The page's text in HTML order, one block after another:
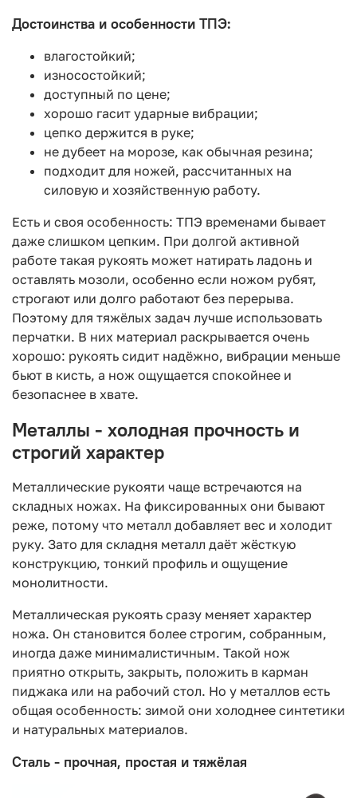
Достоинства и особенности ТПЭ:
влагостойкий;
износостойкий;
доступный по цене;
хорошо гасит ударные вибрации;
цепко держится в руке;
не дубеет на морозе, как обычная резина;
подходит для ножей, рассчитанных на
силовую и хозяйственную работу.
Есть и своя особенность: ТПЭ временами бывает
даже слишком цепким. При долгой активной
работе такая рукоять может натирать ладонь и
оставлять мозоли, особенно если ножом рубят,
строгают или долго работают без перерыва.
Поэтому для тяжёлых задач лучше использовать
перчатки. В них материал раскрывается очень
хорошо: рукоять сидит надёжно, вибрации меньше
бьют в кисть, а нож ощущается спокойнее и
безопаснее в хвате.
Металлы - холодная прочность и
строгий характер
Металлические рукояти чаще встречаются на
складных ножах. На фиксированных они бывают
реже, потому что металл добавляет вес и холодит
руку. Зато для складня металл даёт жёсткую
конструкцию, тонкий профиль и ощущение
монолитности.
Металлическая рукоять сразу меняет характер
ножа. Он становится более строгим, собранным,
иногда даже минималистичным. Такой нож
приятно открыть, закрыть, положить в карман
пиджака или на рабочий стол. Но у металлов есть
общая особенность: зимой они холоднее синтетики
и натуральных материалов.
Сталь - прочная, простая и тяжёлая